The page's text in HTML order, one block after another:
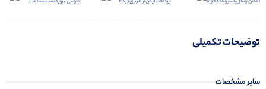
توضیحات تکمیلی
سایر مشخصات